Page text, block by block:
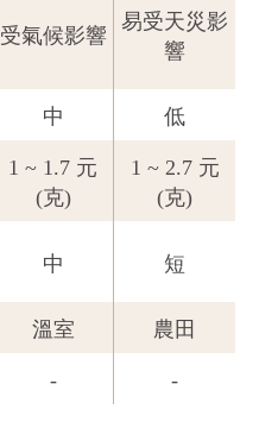
受氣候影響
易受天災影
響
中 低
1 ~ 1.7 元
(克)
1 ~ 2.7 元
(克)
中 短
溫室 農田
- -